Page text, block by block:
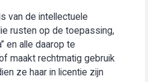
van de intellectuele
rusten op de toepassing,
en alle daarop te
maakt rechtmatig gebruik
ze haar in licentie zijn